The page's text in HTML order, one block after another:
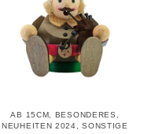
AB 15CM BESONDERES
NEUHEITEN 2024 ,SONSTIGE